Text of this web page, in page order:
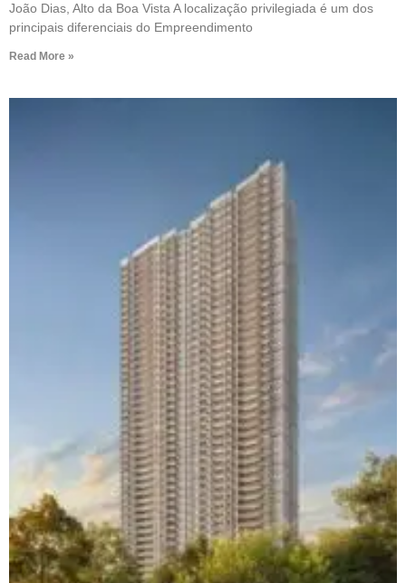
João Dias, Alto da Boa Vista A localização privilegiada é um dos
principais diferenciais do Empreendimento
Read More »